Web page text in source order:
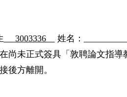
3003336 姓名：
尚未正式簽具「敦聘論文指
後方離開。